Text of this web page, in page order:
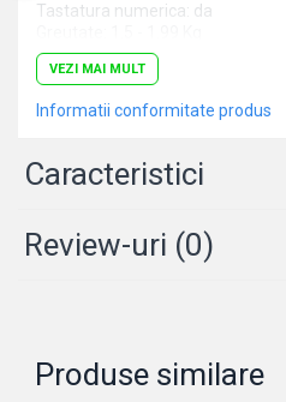
Tastatura numerica: da
Culoare: negru
Procesor (CPU): i3-1215U
VEZI MAI MULT
Informatii conformitate produs
Caracteristici
Review-uri (0)
Produse similare